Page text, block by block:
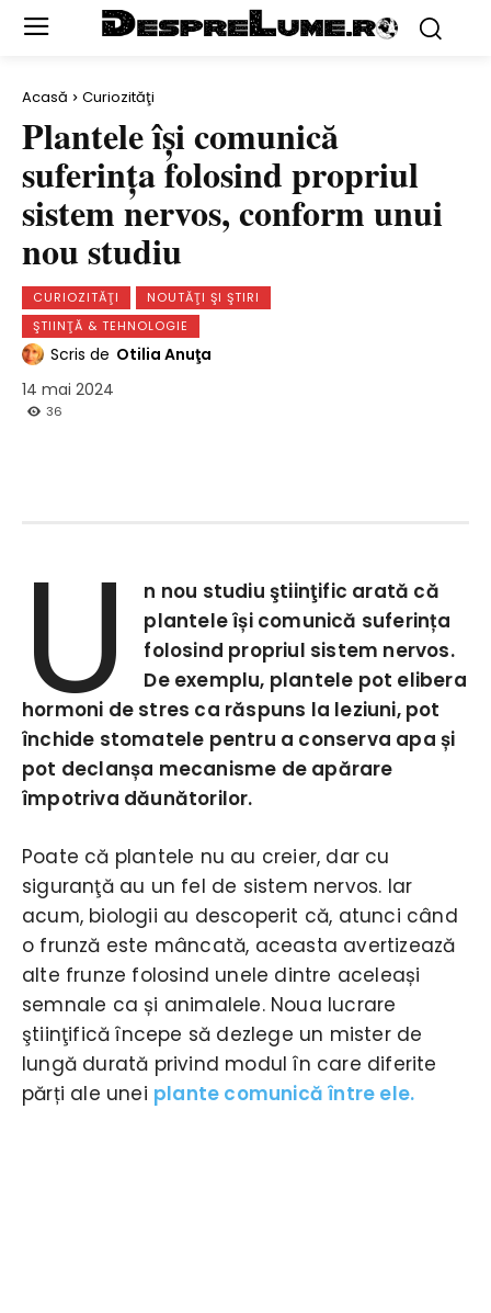
Acasă Curiozităţi
Plantele își comunică
suferința folosind propriul
sistem nervos, conform unui
nou studiu
CURIOZITĂŢI
NOUTĂŢI ŞI ŞTIRI
ŞTIINŢĂ & TEHNOLOGIE
Scris de Otilia Anuţa
14 mai 2024
36
U
n nou studiu ştiinţific arată că
plantele își comunică suferința
folosind propriul sistem nervos.
De exemplu, plantele pot elibera
hormoni de stres ca răspuns la leziuni, pot
închide stomatele pentru a conserva apa și
pot declanșa mecanisme de apărare
împotriva dăunătorilor.
Poate că plantele nu au creier, dar cu
siguranţă au un fel de sistem nervos. Iar
acum, biologii au descoperit că, atunci când
o frunză este mâncată, aceasta avertizează
alte frunze folosind unele dintre aceleași
semnale ca și animalele. Noua lucrare
ştiinţifică începe să dezlege un mister de
lungă durată privind modul în care diferite
părți ale unei plante comunică între ele.